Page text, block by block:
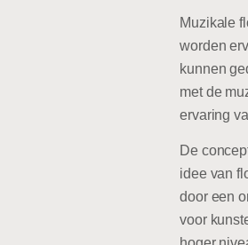
Muzikale
worden
kunnen
met de
ervaring
De
idee van
door een
voor